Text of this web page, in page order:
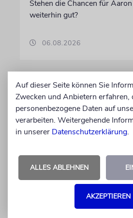
Stehen die Chancen für
weiterhin gut?
06.08.2026
Es gibt keine
Die schmerzhafte Erinnerung
Auf dieser Seite können Sie
Zwecken und Anbietern erfahren,
personenbezogene Daten auf
verarbeiten. Weitergehende
in unserer Datenschutzerklärung.
ALLES ABLEHNEN
AKZEPTIEREN